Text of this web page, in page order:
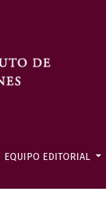
EQUIPO EDITORIAL